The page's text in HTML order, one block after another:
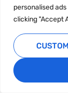
personalised
clicking "Accept